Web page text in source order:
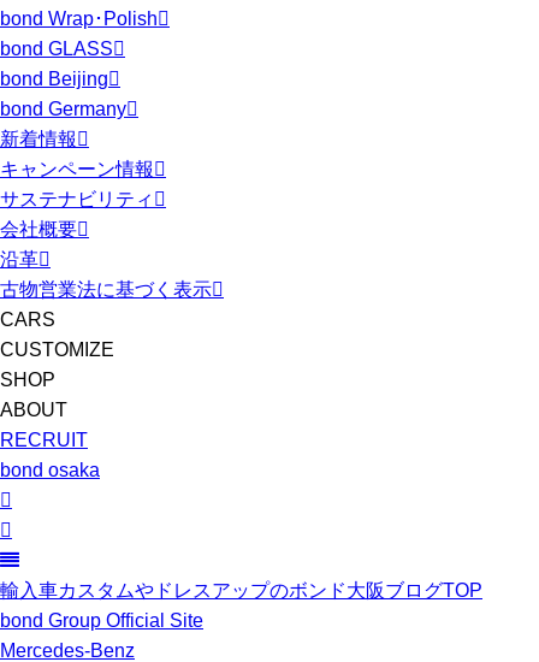
bond Wrap･Polish
bond GLASS
bond Beijing
bond Germany
新着情報
キャンペーン情報
サステナビリティ
会社概要
沿革
古物営業法に基づく表示
CARS
CUSTOMIZE
SHOP
ABOUT
RECRUIT
bond osaka
輸入車カスタムやドレスアップのボンド大阪ブログTOP
bond Group Official Site
Mercedes-Benz